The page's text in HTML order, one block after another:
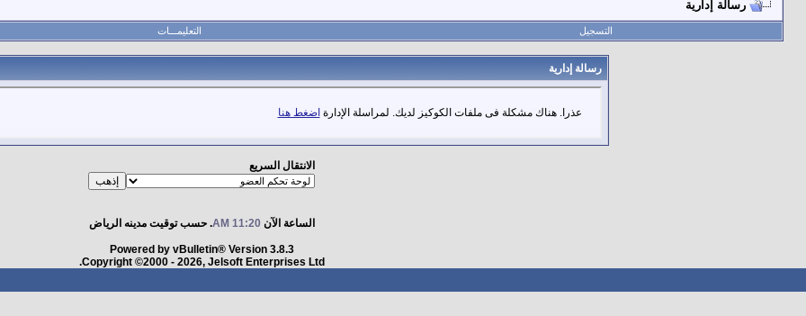
رسالة إدارية
التسجيل التعليمـــات
رسالة إدارية
عذرا. هناك مشكلة فى ملفات الكوكيز لديك. لمراسلة الإدارة اضغط هنا
الانتقال السريع
الساعة الآن 11:20 AM . حسب توقيت مدينه الرياض
Powered by vBulletin® Version 3.8.3
Copyright ©2000 - 2026, Jelsoft Enterprises Ltd.